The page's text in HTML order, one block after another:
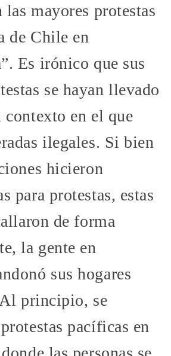
las mayores protestas
de Chile en
Es irónico que sus
se hayan llevado
contexto en el que
ilegales. Si bien
hicieron
para protestas, estas
de forma
la gente en
sus hogares
principio, se
pacíficas en